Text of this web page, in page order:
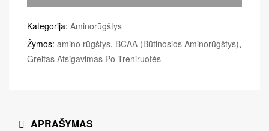
Kategorija: Aminorūgštys
Žymos: amino rūgštys, BCAA (Būtinosios Aminorūgštys),
Greitas Atsigavimas Po Treniruotės
APRAŠYMAS